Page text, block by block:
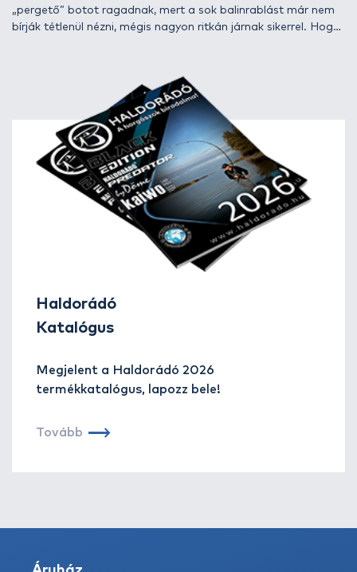
„pergető” botot ragadnak, mert a sok balinrablást már nem
bírják tétlenül nézni, mégis nagyon ritkán járnak sikerrel. Hogy
cáfolnám, bizony vannak olyan esetek, mikor „őnnagysága”
mindenre rávág, ami él és mozog, bár ez valóban ritka, és nem
Haldorádó
Katalógus
Megjelent a Haldorádó 2026
termékkatalógus, lapozz bele!
Tovább